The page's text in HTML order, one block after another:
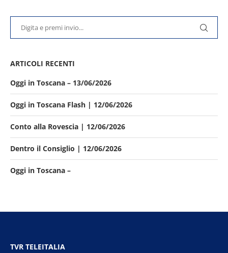
ARTICOLI RECENTI
Oggi in Toscana – 13/06/2026
Oggi in Toscana Flash | 12/06/2026
Conto alla Rovescia | 12/06/2026
Dentro il Consiglio | 12/06/2026
Oggi in Toscana –
TVR TELEITALIA